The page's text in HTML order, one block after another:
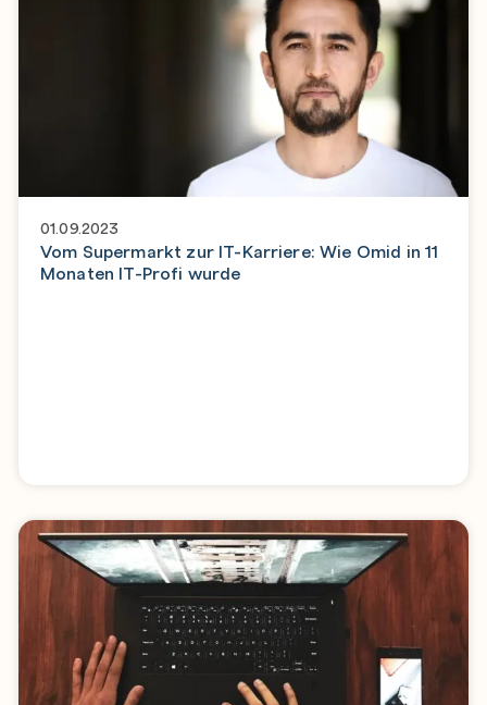
01.09.2023
Vom Supermarkt zur IT-Karriere: Wie Omid in 11
Monaten IT-Profi wurde